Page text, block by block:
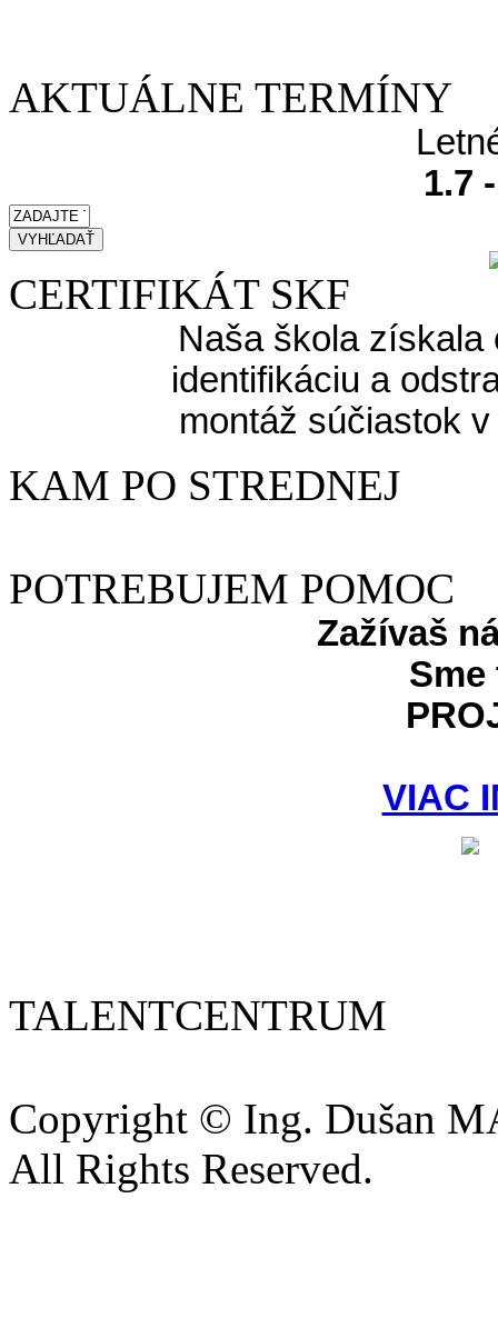
AKTUÁLNE TERMÍNY
1.7
CERTIFIKÁT SKF
Naša škola získala
identifikáciu a
montáž súčiastok
KAM PO STREDNEJ
POTREBUJEM POMOC
Zažívaš
Sme
VIAC
TALENTCENTRUM
Copyright © Ing. Dušan
All Rights Reserved.